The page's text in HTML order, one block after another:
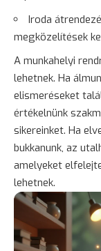
Iroda
megközelítések
A munkahelyi
lehetnek. Ha
elismeréseket
értékelnünk
sikereinket. Ha
bukkanunk, az
amelyeket
lehetnek.